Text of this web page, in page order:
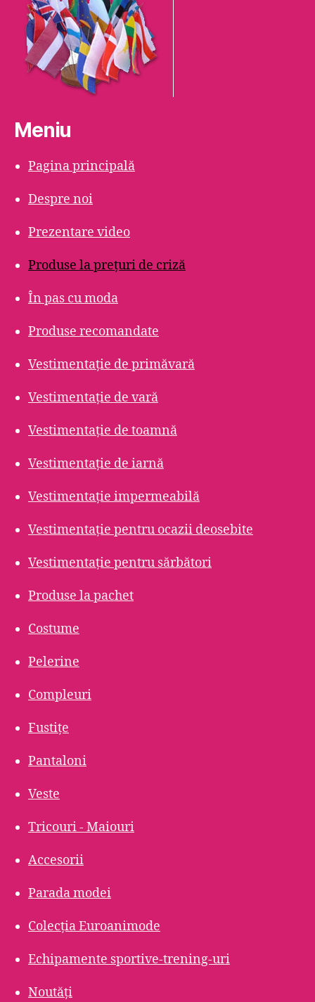
Meniu
Pagina principală
Despre noi
Prezentare video
Produse la prețuri de criză
În pas cu moda
Produse recomandate
Vestimentație de primăvară
Vestimentație de vară
Vestimentație de toamnă
Vestimentație de iarnă
Vestimentație impermeabilă
Vestimentație pentru ocazii deosebite
Vestimentație pentru sărbători
Produse la pachet
Costume
Pelerine
Compleuri
Fustițe
Pantaloni
Veste
Tricouri - Maiouri
Accesorii
Parada modei
Colecția Euroanimode
Echipamente sportive-trening-uri
Noutăți